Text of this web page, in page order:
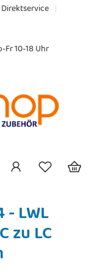
Fr 10-18 Uhr
- LWL
zu LC